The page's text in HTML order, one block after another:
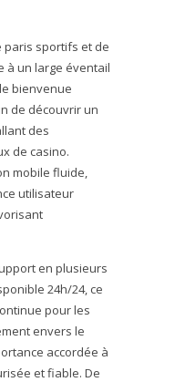
paris sportifs et de
à un large éventail
bienvenue
de découvrir un
des
de casino.
mobile fluide,
utilisateur
en plusieurs
24h/24, ce
pour les
envers le
accordée à
et fiable. De